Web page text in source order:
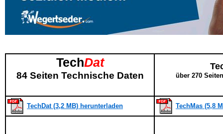
TechDat
84 Seiten Technische Daten über 270
TechDat (3,2 MB) herunterladen TechMas (5,8